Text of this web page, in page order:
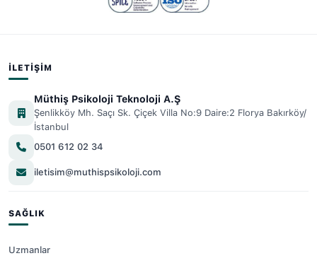
İLETIŞIM
Müthiş Psikoloji Teknoloji A.Ş
Şenlikköy Mh. Saçı Sk. Çiçek Villa No:9 Daire:2 Florya Bakırköy/
İstanbul
0501 612 02 34
iletisim@muthispsikoloji.com
SAĞLIK
Uzmanlar